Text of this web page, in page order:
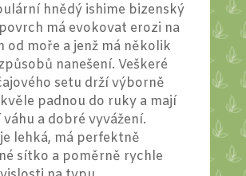
hnědý ishime bizenský
má evokovat erozi na
od moře a jenž má několik
nanešení. Veškeré
setu drží výborně
padnou do ruky a mají
a dobré vyvážení.
lehká, má perfektně
sítko a poměrně rychle